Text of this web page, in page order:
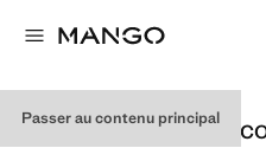
Passer au contenu principal
T-SHIRT SLIM-FIT 100 %
Choisissez une couleur